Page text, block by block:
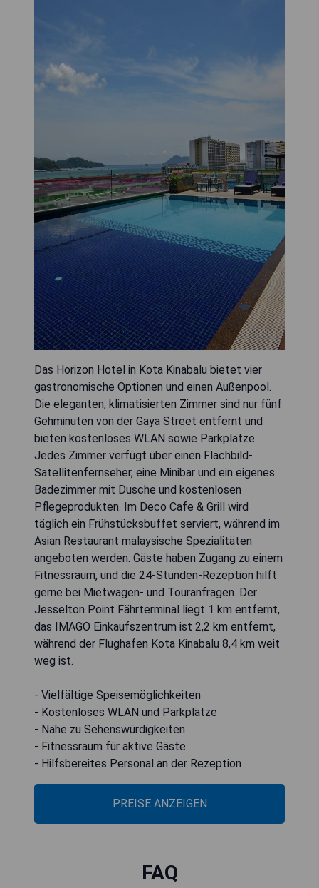
Das Horizon Hotel in Kota Kinabalu bietet vier
gastronomische Optionen und einen Außenpool.
Die eleganten, klimatisierten Zimmer sind nur fünf
Gehminuten von der Gaya Street entfernt und
bieten kostenloses WLAN sowie Parkplätze.
Jedes Zimmer verfügt über einen Flachbild-
Satellitenfernseher, eine Minibar und ein eigenes
Badezimmer mit Dusche und kostenlosen
Pflegeprodukten. Im Deco Cafe & Grill wird
täglich ein Frühstücksbuffet serviert, während im
Asian Restaurant malaysische Spezialitäten
angeboten werden. Gäste haben Zugang zu einem
Fitnessraum, und die 24-Stunden-Rezeption hilft
gerne bei Mietwagen- und Touranfragen. Der
Jesselton Point Fährterminal liegt 1 km entfernt,
das IMAGO Einkaufszentrum ist 2,2 km entfernt,
während der Flughafen Kota Kinabalu 8,4 km weit
weg ist.
- Vielfältige Speisemöglichkeiten
- Kostenloses WLAN und Parkplätze
- Nähe zu Sehenswürdigkeiten
- Fitnessraum für aktive Gäste
- Hilfsbereites Personal an der Rezeption
PREISE ANZEIGEN
FAQ